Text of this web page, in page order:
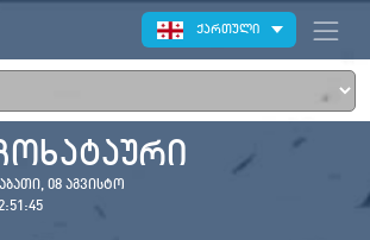
ქართული
08 აგვისტო